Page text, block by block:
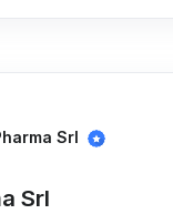
Srl
Srl